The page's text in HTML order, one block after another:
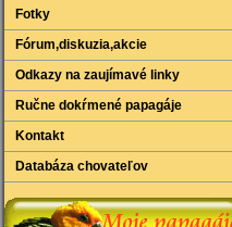
Fotky
Fórum‚diskuzia‚akcie
Odkazy na zaujímavé linky
Ručne dokŕmené papagáje
Kontakt
Databáza chovateľov